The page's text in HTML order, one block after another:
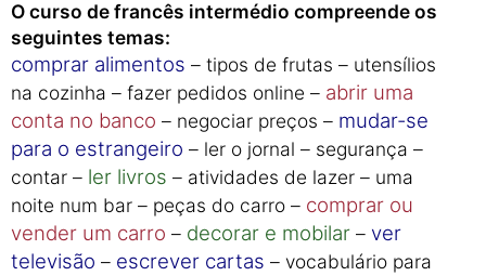
O curso de francês intermédio compreende os
seguintes temas:
comprar alimentos – tipos de frutas – utensílios
na cozinha – fazer pedidos online – abrir uma
conta no banco – negociar preços – mudar-se
para o estrangeiro – ler o jornal – segurança –
contar – ler livros – atividades de lazer – uma
noite num bar – peças do carro – comprar ou
vender um carro – decorar e mobilar – ver
televisão – escrever cartas – vocabulário para